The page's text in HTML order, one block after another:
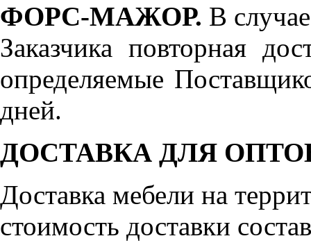
ФОРС-МАЖОР. В
Заказчика повторная
определяемые
дней.
ДОСТАВКА ДЛЯ
Доставка мебели на
стоимость доставки